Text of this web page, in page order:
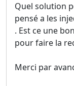
Quel solution
pensé a les
. Est ce une
pour faire la
Merci par